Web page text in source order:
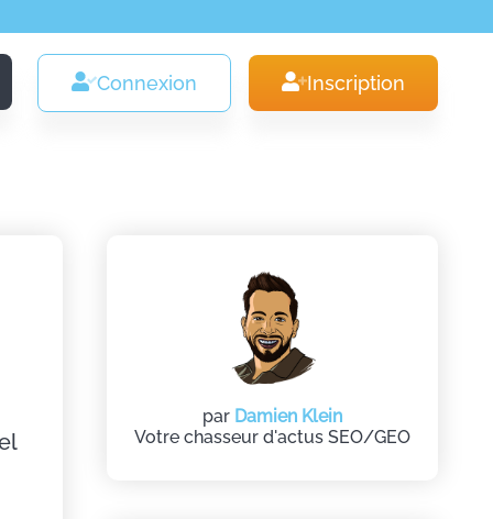
Connexion Inscription
par Damien Klein
Votre chasseur d'actus SEO/GEO